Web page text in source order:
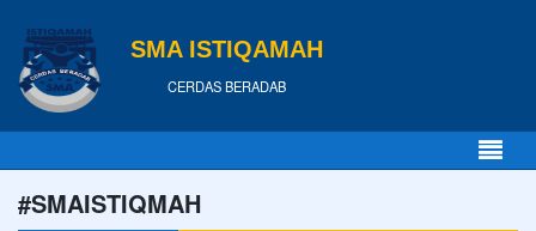
SMA ISTIQAMAH
CERDAS BERADAB
#SMAISTIQMAH